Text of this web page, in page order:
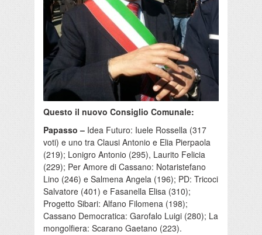
Questo il nuovo Consiglio Comunale:
Papasso – Idea Futuro: Iuele Rossella (317
voti) e uno tra Clausi Antonio e Elia Pierpaola
(219); Lonigro Antonio (295), Laurito Felicia
(229); Per Amore di Cassano: Notaristefano
Lino (246) e Salmena Angela (196); PD: Tricoci
Salvatore (401) e Fasanella Elisa (310);
Progetto Sibari: Alfano Filomena (198);
Cassano Democratica: Garofalo Luigi (280); La
mongolfiera: Scarano Gaetano (223).